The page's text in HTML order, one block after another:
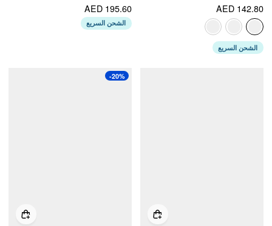
AED 142.80
الشحن السريع
AED 195.60
الشحن السريع
-20%